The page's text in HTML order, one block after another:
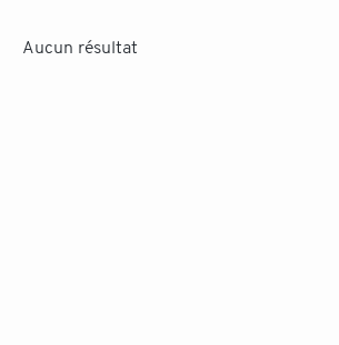
Aucun résultat